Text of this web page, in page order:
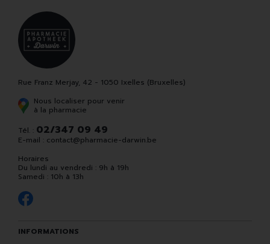
Rue Franz Merjay, 42 - 1050 Ixelles (Bruxelles)
Nous localiser pour venir
à la pharmacie
Tél. : 02/347 09 49
E-mail : contact@pharmacie-darwin.be
Horaires
Du lundi au vendredi : 9h à 19h
Samedi : 10h à 13h
INFORMATIONS